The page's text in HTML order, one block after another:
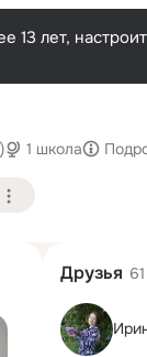
13 лет,
1 школа
Друзья 61